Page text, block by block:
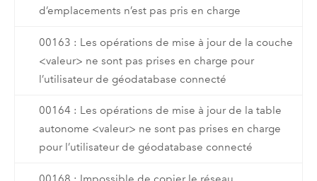
d’emplacements n’est pas pris en charge
00163 : Les opérations de mise à jour de la couche
<valeur> ne sont pas prises en charge pour
l’utilisateur de géodatabase connecté
00164 : Les opérations de mise à jour de la table
autonome <valeur> ne sont pas prises en charge
pour l’utilisateur de géodatabase connecté